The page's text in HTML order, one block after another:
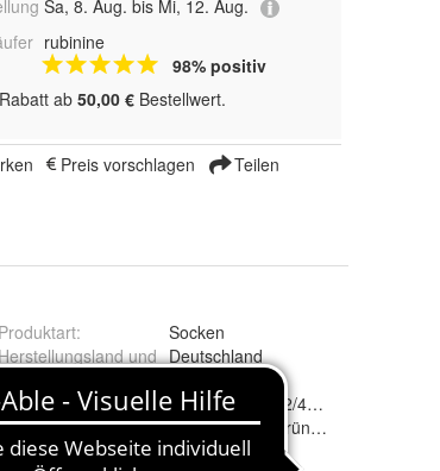
Sa, 8. Aug. bis Mi, 12. Aug.
rubinine
98% positiv
Rabatt ab 50,00 € Bestellwert.
Preis vorschlagen Teilen
Produktart:
Socken
und Deutschland
:
: